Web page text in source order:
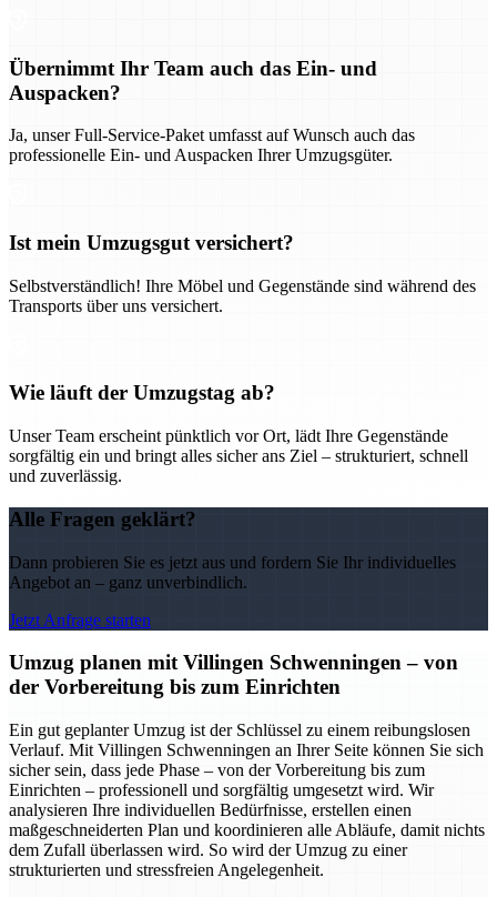
Übernimmt Ihr Team auch das Ein- und
Auspacken?
Ja, unser Full-Service-Paket umfasst auf Wunsch auch das
professionelle Ein- und Auspacken Ihrer Umzugsgüter.
Ist mein Umzugsgut versichert?
Selbstverständlich! Ihre Möbel und Gegenstände sind während des
Transports über uns versichert.
Wie läuft der Umzugstag ab?
Unser Team erscheint pünktlich vor Ort, lädt Ihre Gegenstände
sorgfältig ein und bringt alles sicher ans Ziel – strukturiert, schnell
und zuverlässig.
Alle Fragen geklärt?
Dann probieren Sie es jetzt aus und fordern Sie Ihr individuelles
Angebot an – ganz unverbindlich.
Jetzt Anfrage starten
Umzug planen mit Villingen Schwenningen – von
der Vorbereitung bis zum Einrichten
Ein gut geplanter Umzug ist der Schlüssel zu einem reibungslosen
Verlauf. Mit Villingen Schwenningen an Ihrer Seite können Sie sich
sicher sein, dass jede Phase – von der Vorbereitung bis zum
Einrichten – professionell und sorgfältig umgesetzt wird. Wir
analysieren Ihre individuellen Bedürfnisse, erstellen einen
maßgeschneiderten Plan und koordinieren alle Abläufe, damit nichts
dem Zufall überlassen wird. So wird der Umzug zu einer
strukturierten und stressfreien Angelegenheit.